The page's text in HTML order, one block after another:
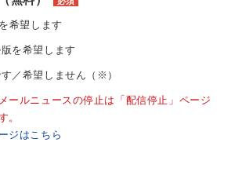
希望します
を希望します
／希望しません（※）
ールニュースの停止は「配信停止」ページ
。
ジはこちら